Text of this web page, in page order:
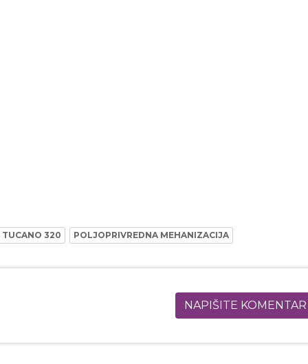
TUCANO 320 POLJOPRIVREDNA MEHANIZACIJA
NAPIŠITE KOMENTAR